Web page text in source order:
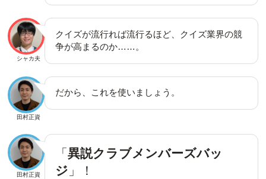
シャカ夫
クイズが流行れば流行るほど、クイズ業界の競
争が高まるのか……。
田村正資
だから、これを使いましょう。
田村正資
「異説クラブメンバーズバッ
ジ 」！